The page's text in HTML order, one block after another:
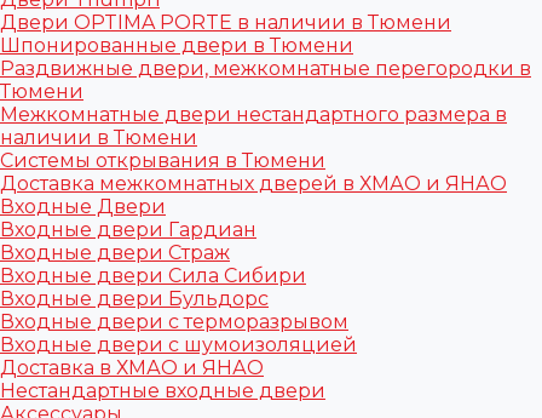
Двери OPTIMA PORTE в наличии в Тюмени
Шпонированные двери в Тюмени
Раздвижные двери, межкомнатные перегородки в
Тюмени
Межкомнатные двери нестандартного размера в
наличии в Тюмени
Системы открывания в Тюмени
Доставка межкомнатных дверей в ХМАО и ЯНАО
Входные Двери
Входные двери Гардиан
Входные двери Страж
Входные двери Сила Сибири
Входные двери Бульдорс
Входные двери с терморазрывом
Входные двери с шумоизоляцией
Доставка в ХМАО и ЯНАО
Нестандартные входные двери